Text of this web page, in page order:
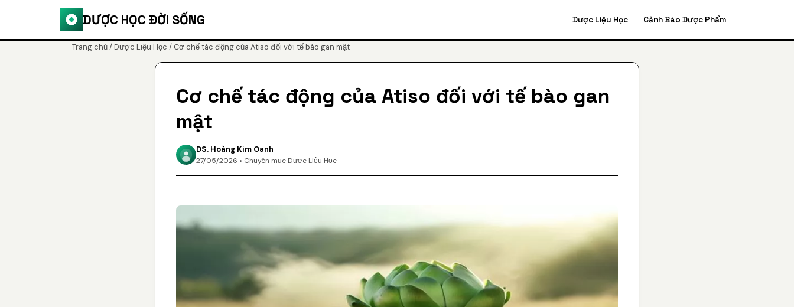
DƯỢC HỌC ĐỜI SỐNG Dược Liệu Học Cảnh Báo Dược Phẩm
Trang chủ/Dược Liệu Học / Cơ chế tác động của Atiso đối với tế bào gan mật
Cơ chế tác động của Atiso đối với tế bào gan
mật
DS. Hoàng Kim Oanh
27/05/2026 • Chuyên mục Dược Liệu Học